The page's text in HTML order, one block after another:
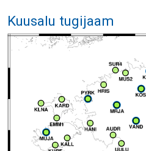
Kuusalu tugijaam